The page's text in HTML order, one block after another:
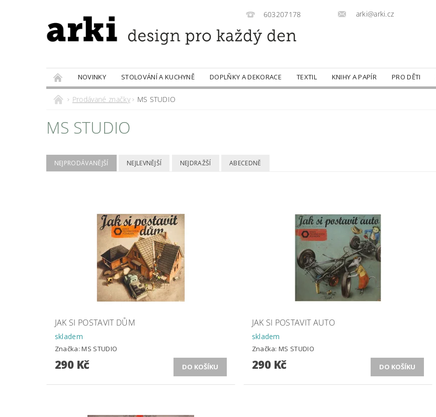
603207178 arki@arki.cz
NOVINKY STOLOVÁNÍ A KUCHYNĚ DOPLŇKY A DEKORACE TEXTIL KNIHY A PAPÍR PRO DĚTI
PRODÁVANÉ ZNAČKY
DOBROTY
Prodávané značky MS STUDIO
MS STUDIO
NEJPRODÁVANĚJŠÍ NEJLEVNĚJŠÍ NEJDRAŽŠÍ ABECEDNĚ
JAK SI POSTAVIT DŮM
skladem
Značka:MS STUDIO
290 Kč
JAK SI POSTAVIT AUTO
skladem
Značka:MS STUDIO
290 Kč